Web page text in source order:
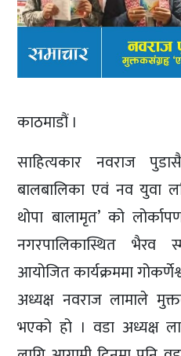
काठमाडौं ।
साहित्यकार नवराज
बालबालिका एवं नव युवा
थोपा बालामृत’ को
नगरपालिकास्थित भैरव
आयोजित कार्यक्रममा
अध्यक्ष नवराज लामाले
भएको हो । वडा अध्यक्ष